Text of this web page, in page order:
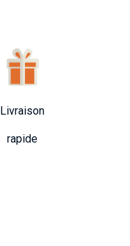
Livraison
rapide